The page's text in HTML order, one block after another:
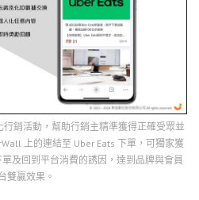
銷活動，幫助行銷主精準獲得正確受眾並
上的連結至 Uber Eats 下單，可獨家獲
及回到平台消費的誘因，達到品牌與會員
雙贏效果。